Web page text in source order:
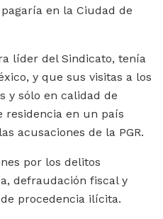
en la Ciudad de
líder del Sindicato, tenía
y que sus visitas a los
y sólo en calidad de
en un país
acusaciones de la PGR.
por los delitos
defraudación fiscal y
procedencia ilícita.